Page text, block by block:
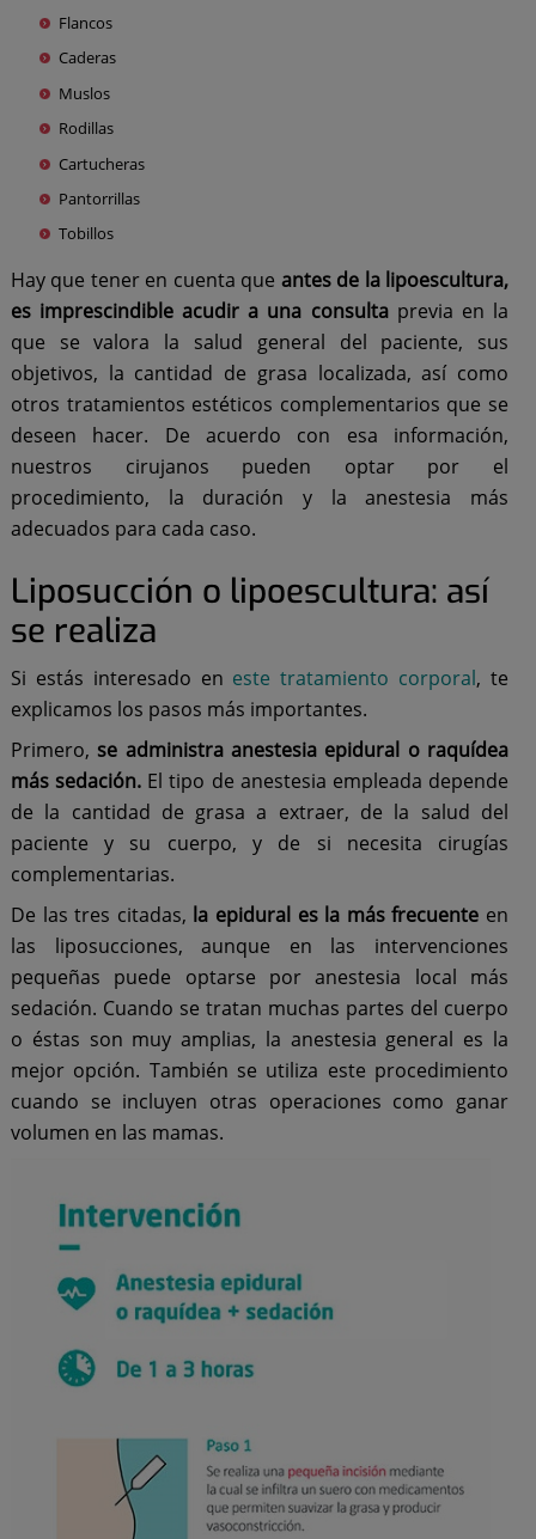
Flancos
Caderas
Muslos
Rodillas
Cartucheras
Pantorrillas
Tobillos
Hay que tener en cuenta que antes de la lipoescultura,
es imprescindible acudir a una consultaprevia en la
que se valora la salud general del paciente, sus
objetivos, la cantidad de grasa localizada, así como
otros tratamientos estéticos complementarios que se
deseen hacer. De acuerdo con esa información,
nuestros cirujanos pueden optar por el
procedimiento, la duración y la anestesia más
adecuados para cada caso.
Liposucción o lipoescultura: así
se realiza
Si estás interesado en este tratamiento corporal, te
explicamos los pasos más importantes.
Primero, se administra anestesia epidural o raquídea
más sedación. El tipo de anestesia empleada depende
de la cantidad de grasa a extraer, de la salud del
paciente y su cuerpo, y de si necesita cirugías
complementarias.
De las tres citadas, la epidural es la más frecuente en
las liposucciones, aunque en las intervenciones
pequeñas puede optarse por anestesia local más
sedación. Cuando se tratan muchas partes del cuerpo
o éstas son muy amplias, la anestesia general es la
mejor opción. También se utiliza este procedimiento
cuando se incluyen otras operaciones como ganar
volumen en las mamas.